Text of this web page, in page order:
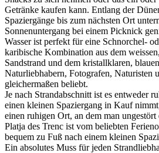
Getränke kaufen kann. Entlang der
Spaziergänge bis zum nächsten Ort
Sonnenuntergang bei einem Picknick
Wasser ist perfekt für eine Schnorchel-
karibische Kombination aus dem
Sandstrand und dem kristallklaren,
Naturliebhabern, Fotografen, Naturisten
gleichermaßen beliebt.
Je nach Strandabschnitt ist es entweder
einen kleinen Spaziergang in Kauf
einen ruhigen Ort, an dem man
Platja des Trenc ist vom beliebten
bequem zu Fuß nach einem kleinen
Ein absolutes Muss für jeden